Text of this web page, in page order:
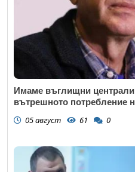
Имаме въглищни
вътрешното потребление
05 август 61 0